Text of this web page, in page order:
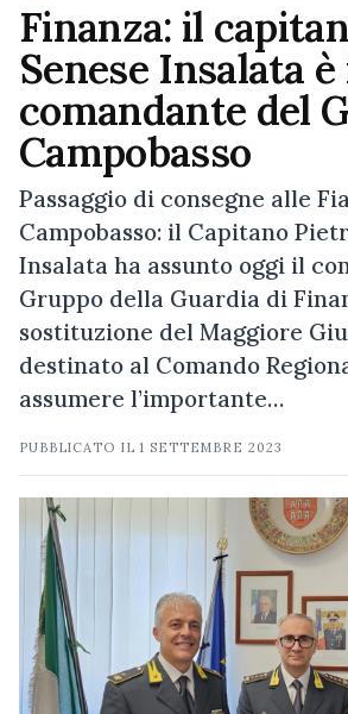
Finanza: il
Senese Insalata
comandante del
Campobasso
Passaggio di consegne alle
Campobasso: il Capitano
Insalata ha assunto oggi il
Gruppo della Guardia di
sostituzione del Maggiore
destinato al Comando
assumere l’importante…
PUBBLICATO IL1 SETTEMBRE 2023